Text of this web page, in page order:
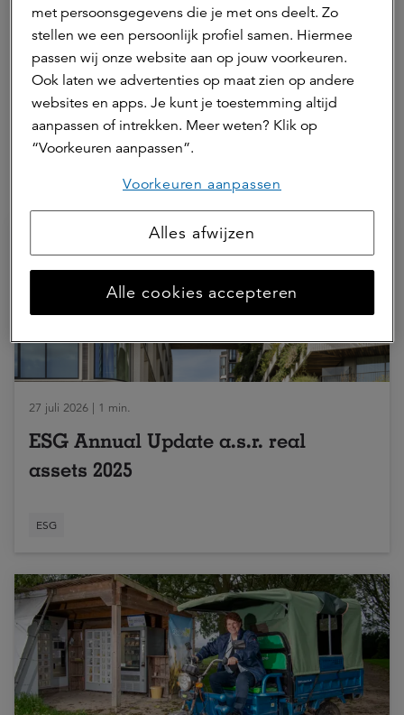
Mariëlle Diddens
marketing & communicatie adviseur
Mariëlle is marketing & communicatie adviseur bij
a.s.r. real assets.
Neem contact op
Hierna lezen
27 juli 2026 | 1 min.
ESG Annual Update a.s.r. real
assets 2025
ESG
met persoonsgegevens die je met ons deelt. Zo
stellen we een persoonlijk profiel samen. Hiermee
passen wij onze website aan op jouw voorkeuren.
Ook laten we advertenties op maat zien op andere
websites en apps. Je kunt je toestemming altijd
aanpassen of intrekken. Meer weten? Klik op
“Voorkeuren aanpassen”.
Voorkeuren aanpassen
Alles afwijzen
Alle cookies accepteren